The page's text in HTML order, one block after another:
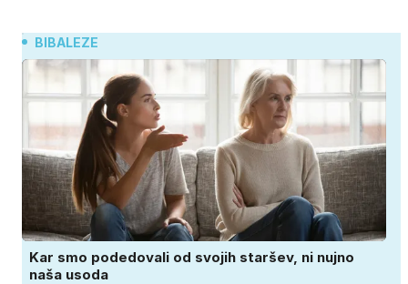
BIBALEZE
Kar smo podedovali od svojih staršev, ni nujno
naša usoda